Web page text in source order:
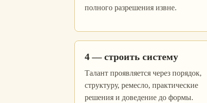
полного разрешения извне.
4 — строить систему
Талант проявляется через порядок,
структуру, ремесло, практические
решения и доведение до формы.